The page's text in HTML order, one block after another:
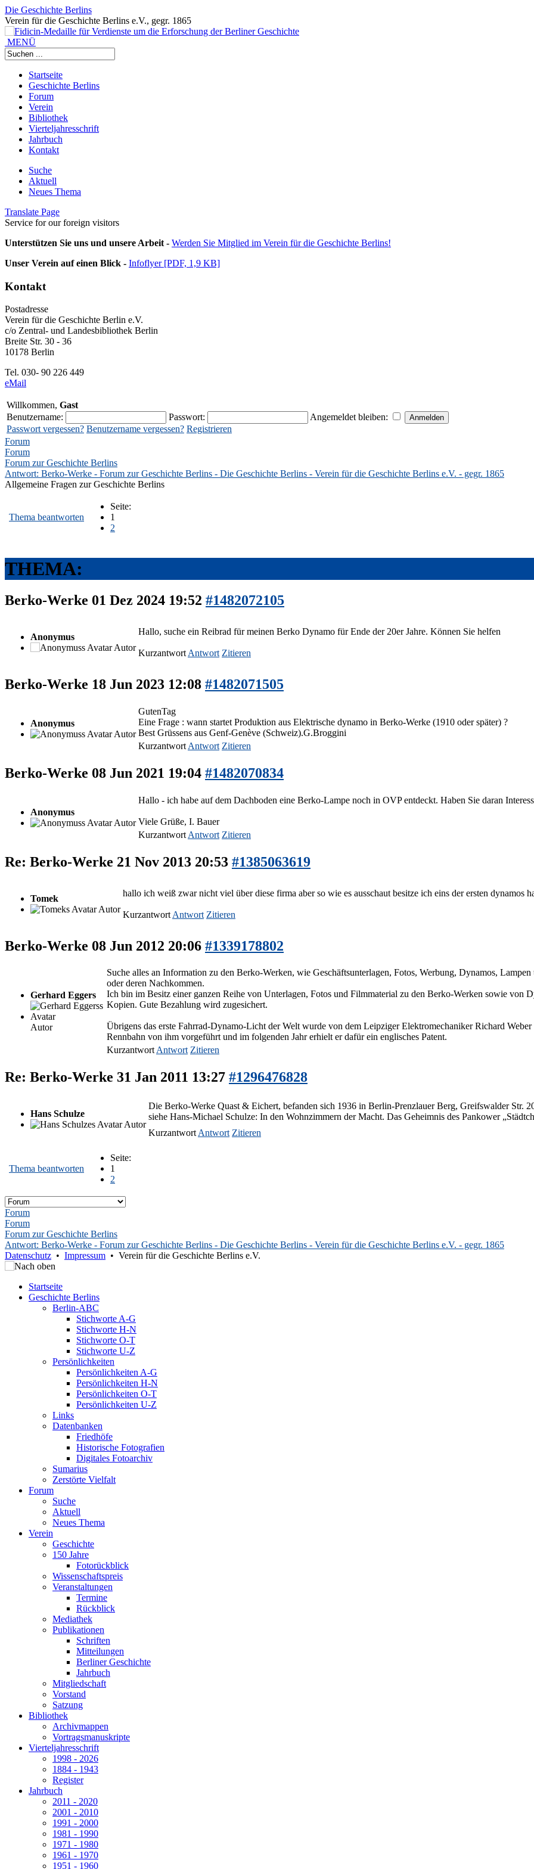
Die Geschichte Berlins
Verein für die Geschichte Berlins e.V., gegr. 1865
MENÜ
Startseite
Geschichte Berlins
Forum
Verein
Bibliothek
Vierteljahresschrift
Jahrbuch
Kontakt
Suche
Aktuell
Neues Thema
Translate Page
Service for our foreign visitors
Unterstützen Sie uns und unsere Arbeit - Werden Sie Mitglied im Verein für die Geschichte Berlins!
Unser Verein auf einen Blick - Infoflyer [PDF, 1,9 KB]
Kontakt
Postadresse
Verein für die Geschichte Berlin e.V.
c/o Zentral- und Landesbibliothek Berlin
Breite Str. 30 - 36
10178 Berlin
Tel. 030- 90 226 449
eMail
Willkommen, Gast
Benutzername:
Passwort:
Angemeldet bleiben:
Passwort vergessen? Benutzername vergessen? Registrieren
Forum
Forum
Forum zur Geschichte Berlins
Antwort: Berko-Werke - Forum zur Geschichte Berlins - Die Geschichte Berlins - Verein für die Geschichte Berlins e.V. - gegr. 1865
Allgemeine Fragen zur Geschichte Berlins
Thema beantworten
Seite:
1
2
THEMA:
Berko-Werke 01 Dez 2024 19:52 #1482072105
Anonymus
Autor
Hallo, suche ein Reibrad für meinen Berko Dynamo für Ende der 20er Jahre. Können Sie helfen
Kurzantwort Antwort Zitieren
Berko-Werke 18 Jun 2023 12:08 #1482071505
Anonymus
Autor
GutenTag
Eine Frage : wann startet Produktion aus Elektrische dynamo in Berko-Werke (1910 oder später) ?
Best Grüssens aus Genf-Genève (Schweiz).G.Broggini
Kurzantwort Antwort Zitieren
Berko-Werke 08 Jun 2021 19:04 #1482070834
Anonymus
Autor
Hallo - ich habe auf dem Dachboden eine Berko-Lampe noch in OVP entdeckt. Haben Sie daran
Viele Grüße, I. Bauer
Kurzantwort Antwort Zitieren
Re: Berko-Werke 21 Nov 2013 20:53 #1385063619
Tomek
Autor
hallo ich weiß zwar nicht viel über diese firma aber so wie es ausschaut besitze ich eins der ersten dynamos
Kurzantwort Antwort Zitieren
Berko-Werke 08 Jun 2012 20:06 #1339178802
Gerhard Eggers
Autor
Suche alles an Information zu den Berko-Werken, wie Geschäftsunterlagen, Fotos, Werbung, Dynamos,
oder deren Nachkommen.
Ich bin im Besitz einer ganzen Reihe von Unterlagen, Fotos und Filmmaterial zu den Berko-Werken sowie von
Kopien. Gute Bezahlung wird zugesichert.
Übrigens das erste Fahrrad-Dynamo-Licht der Welt wurde von dem Leipziger Elektromechaniker Richard
Rennbahn von ihm vorgeführt und im folgenden Jahr erhielt er dafür ein englisches Patent.
KurzantwortAntwort Zitieren
Re: Berko-Werke 31 Jan 2011 13:27 #1296476828
Hans Schulze
Autor
Die Berko-Werke Quast & Eichert, befanden sich 1936 in Berlin-Prenzlauer Berg, Greifswalder Str.
siehe Hans-Michael Schulze: In den Wohnzimmern der Macht. Das Geheimnis des Pankower
Kurzantwort Antwort Zitieren
Thema beantworten
Seite:
1
2
Forum
Forum
Forum zur Geschichte Berlins
Antwort: Berko-Werke - Forum zur Geschichte Berlins - Die Geschichte Berlins - Verein für die Geschichte Berlins e.V. - gegr. 1865
Datenschutz • Impressum • Verein für die Geschichte Berlins e.V.
Startseite
Geschichte Berlins
Berlin-ABC
Stichworte A-G
Stichworte H-N
Stichworte O-T
Stichworte U-Z
Persönlichkeiten
Persönlichkeiten A-G
Persönlichkeiten H-N
Persönlichkeiten O-T
Persönlichkeiten U-Z
Links
Datenbanken
Friedhöfe
Historische Fotografien
Digitales Fotoarchiv
Sumarius
Zerstörte Vielfalt
Forum
Suche
Aktuell
Neues Thema
Verein
Geschichte
150 Jahre
Fotorückblick
Wissenschaftspreis
Veranstaltungen
Termine
Rückblick
Mediathek
Publikationen
Schriften
Mitteilungen
Berliner Geschichte
Jahrbuch
Mitgliedschaft
Vorstand
Satzung
Bibliothek
Archivmappen
Vortragsmanuskripte
Vierteljahresschrift
1998 - 2026
1884 - 1943
Register
Jahrbuch
2011 - 2020
2001 - 2010
1991 - 2000
1981 - 1990
1971 - 1980
1961 - 1970
1951 - 1960